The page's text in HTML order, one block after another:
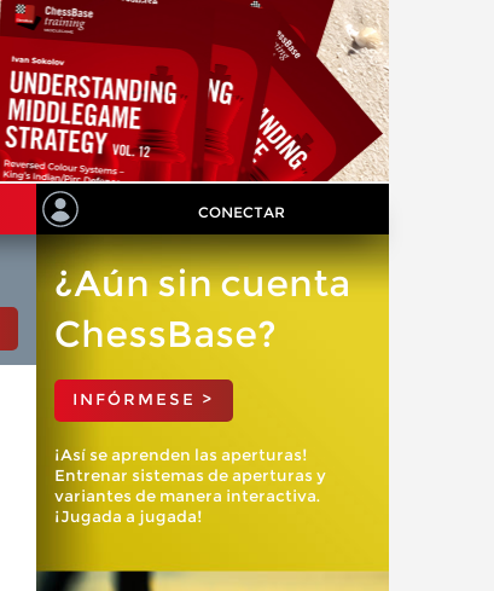
CONECTAR
¿Aún sin cuenta
ChessBase?
INFÓRMESE >
¡Así se aprenden las aperturas!
Entrenar sistemas de aperturas y
variantes de manera interactiva.
¡Jugada a jugada!